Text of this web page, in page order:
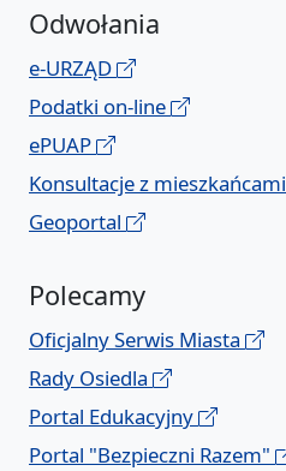
Odwołania
e-URZĄD
Podatki on-line
ePUAP
Konsultacje z mieszkańcami
Geoportal
Polecamy
Oficjalny Serwis Miasta
Rady Osiedla
Portal Edukacyjny
Portal "Bezpieczni Razem"